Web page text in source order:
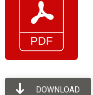
DOWNLOAD